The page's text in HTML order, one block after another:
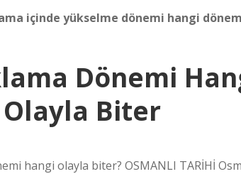
içinde yükselme dönemi hangi
Dönemi
Biter
hangi olayla biter? OSMANLI TARİHİ